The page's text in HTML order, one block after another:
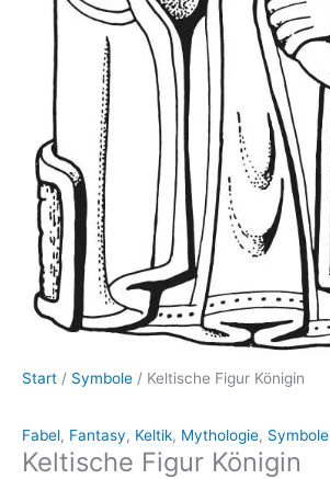
Start / Symbole / Keltische Figur Königin
Fabel, Fantasy, Keltik, Mythologie, Symbole
Keltische Figur Königin